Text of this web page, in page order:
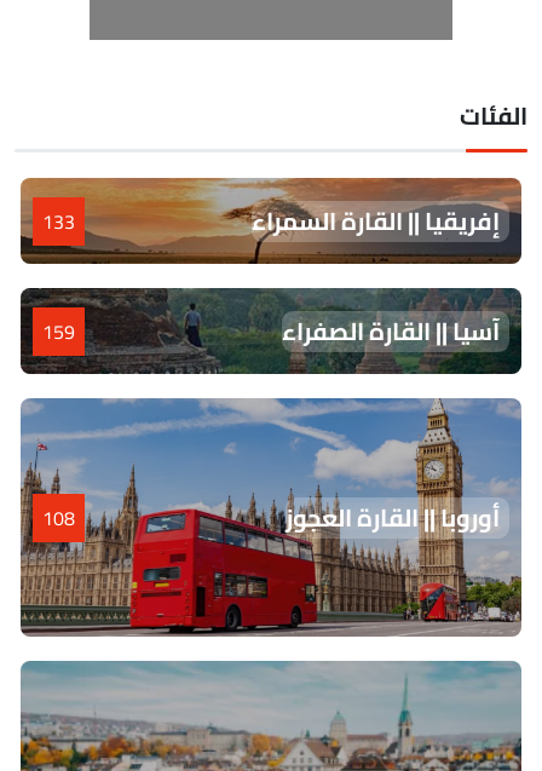
إفريقيا || القارة السمراء 133
آسيا || القارة الصفراء 159
أوروبا || القارة العجوز 108